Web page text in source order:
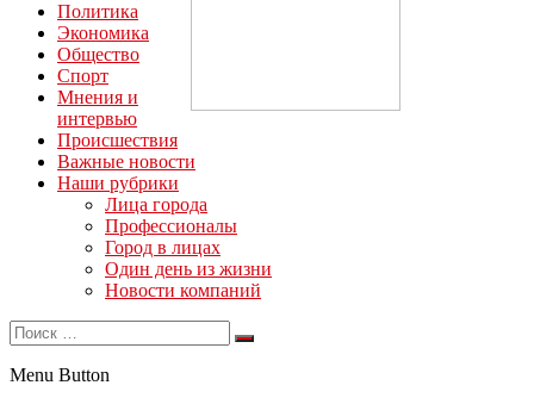
Политика
Экономика
Общество
Спорт
Мнения и
интервью
Происшествия
Важные новости
Наши рубрики
Лица города
Профессионалы
Город в лицах
Один день из жизни
Новости компаний
Menu Button